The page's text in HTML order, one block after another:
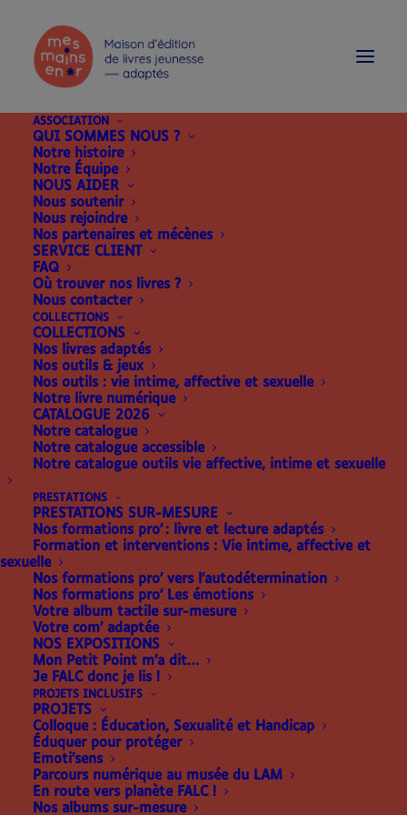
ASSOCIATION
QUI SOMMES NOUS ?
Notre histoire
Notre Équipe
NOUS AIDER
Nous soutenir
Nous rejoindre
Nos partenaires et mécènes
SERVICE CLIENT
FAQ
Où trouver nos livres ?
Nous contacter
COLLECTIONS
COLLECTIONS
Nos livres adaptés
Nos outils & jeux
Nos outils : vie intime, affective et sexuelle
Notre livre numérique
CATALOGUE 2026
Notre catalogue
Notre catalogue accessible
Notre catalogue outils vie affective, intime et sexuelle
PRESTATIONS
PRESTATIONS SUR-MESURE
Nos formations pro’ : livre et lecture adaptés
Formation et interventions : Vie intime, affective et
sexuelle
Nos formations pro’ vers l’autodétermination
Nos formations pro’ Les émotions
Votre album tactile sur-mesure
Votre com’ adaptée
NOS EXPOSITIONS
Mon Petit Point m’a dit…
Je FALC donc je lis !
PROJETS INCLUSIFS
PROJETS
Colloque : Éducation, Sexualité et Handicap
Éduquer pour protéger
Emoti’sens
Parcours numérique au musée du LAM
En route vers planète FALC !
Nos albums sur-mesure
KIT « MES RÈGLES »
110.00€
Caroline Chabaud et Laetitia Castillan, 2023
Le kit « Mes règles » sera votre allié pour vous faire
découvrir les différentes protections périodiques
aux jeunes déficients visuels.
quantité
AJOUTER AU PANIER